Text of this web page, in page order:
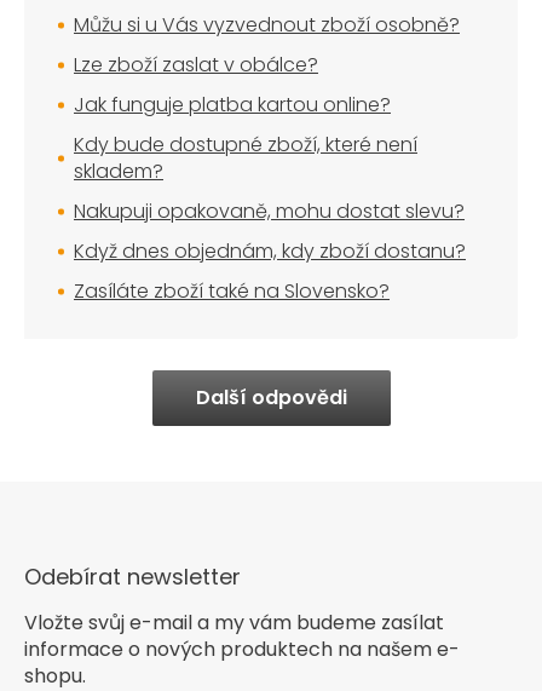
Můžu si u Vás vyzvednout zboží osobně?
Lze zboží zaslat v obálce?
Jak funguje platba kartou online?
Kdy bude dostupné zboží, které není
skladem?
Nakupuji opakovaně, mohu dostat slevu?
Když dnes objednám, kdy zboží dostanu?
Zasíláte zboží také na Slovensko?
Další odpovědi
Odebírat newsletter
Vložte svůj e-mail a my vám budeme zasílat
informace o nových produktech na našem e-
shopu.